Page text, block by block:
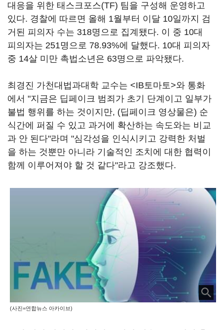
대응을 위한 태스크포스(TF) 팀을 구성해 운영하고
있다. 경찰에 따르면 올해 1월부터 이달 10일까지 검
거된 피의자 수는 318명으로 집계됐다. 이 중 10대
피의자는 251명으로 78.93%에 달했다. 10대 피의자
중 14살 미만 촉법소년은 63명으로 파악됐다.
최경진 가천대법과대학 교수는 <IB토마토>와 통화
에서 "지금은 딥페이크 범죄가 초기 단계이고 일부가
불법 행위를 하는 것이지만, (딥페이크 영상물은) 순
식간에 퍼질 수 있고 과거에 확산하는 속도와는 비교
과 안 된다"라며 "심각성을 인식시키고 강력한 처벌
을 하는 것뿐만 아니라 기술적인 조치에 대한 협력이
함께 이루어져야 할 것 같다"라고 강조했다.
(사진=연합뉴스 아카이브)